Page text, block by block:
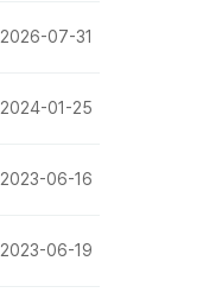
2026-07-31
2024-01-25
2023-06-16
2023-06-19